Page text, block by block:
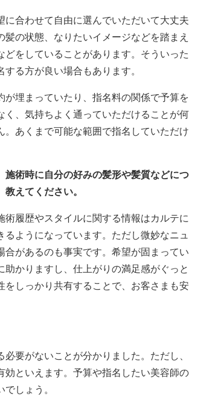
合わせて自由に選んでいただいて大丈夫
の状態、なりたいイメージなどを踏まえ
をしていることがあります。そういった
る方が良い場合もあります。
埋まっていたり、指名料の関係で予算を
、気持ちよく通っていただけることが何
あくまで可能な範囲で指名していただけ
術時に自分の好みの髪形や髪質などにつ
えてください。
履歴やスタイルに関する情報はカルテに
ようになっています。ただし微妙なニュ
があるのも事実です。希望が固まってい
かりますし、仕上がりの満足感がぐっと
しっかり共有することで、お客さまも安
要がないことが分かりました。ただし、
といえます。予算や指名したい美容師の
しょう。